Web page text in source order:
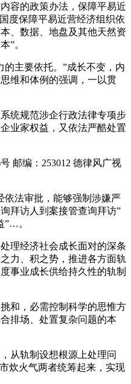
容的政策办法，保障平易近
度保障平易近营经济组织依
、数据、地盘及其他天然资
”。
主要依托。”成长不变，内
维和体例的强调，一以贯
规范涉企行政法律专项步
业家权益，又依法严酷处置
邮编：253012 德律风广视
法审批，能够强制涉嫌严
拜访人到案接管查询拜访”
”…。
经济社会成长面对的深条
力、积之势，推进各方面轨
事业成长供给持久性的轨制
，必需控制科学的思惟方
排场、处置复杂问题的本
轨制设想根源上处理问
炊火气两者统筹起来，实现